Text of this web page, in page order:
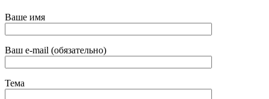
Ваше имя
Ваш e-mail (обязательно)
Тема